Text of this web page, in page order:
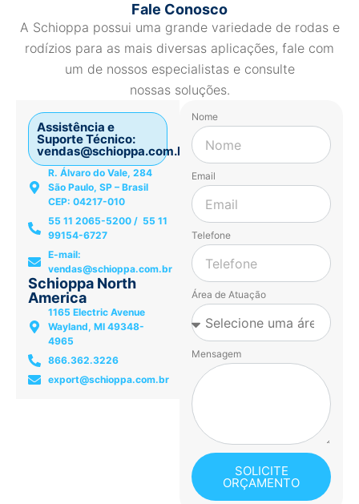
Fale Conosco
A Schioppa possui uma grande variedade de rodas e
rodízios para as mais diversas aplicações, fale com
um de nossos especialistas e consulte
nossas soluções.
Assistência e
Suporte Técnico:
vendas@schioppa.com.br
R. Álvaro do Vale, 284
São Paulo, SP – Brasil
CEP: 04217-010
55 11 2065-5200 / 55 11
99154-6727
E-mail:
vendas@schioppa.com.br
Schioppa North
America
1165 Electric Avenue
Wayland, MI 49348-
4965
866.362.3226
export@schioppa.com.br
Nome
Email
Telefone
Área de Atuação
Mensagem
SOLICITE
ORÇAMENTO